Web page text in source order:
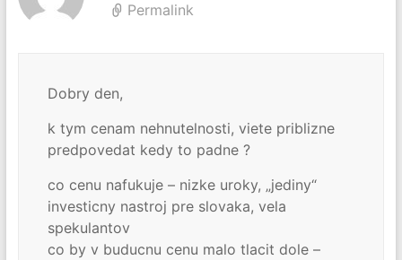
Permalink
Dobry den,
k tym cenam nehnutelnosti, viete priblizne
predpovedat kedy to padne ?
co cenu nafukuje – nizke uroky, „jediny“
investicny nastroj pre slovaka, vela
spekulantov
co by v buducnu cenu malo tlacit dole –